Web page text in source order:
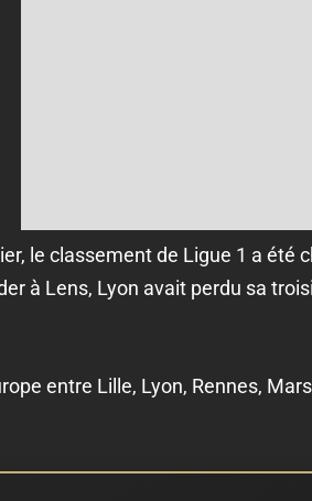
le classement de Ligue 1 a été
à Lens, Lyon avait perdu sa
entre Lille, Lyon, Rennes,